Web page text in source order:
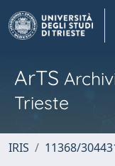
ArTS
Trieste
IRIS 11368/